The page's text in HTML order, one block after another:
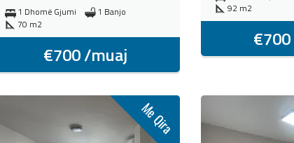
1 Dhomë Gjumi
1 Banjo
70 m2
€700/muaj
92 m2
€700
Me Qira